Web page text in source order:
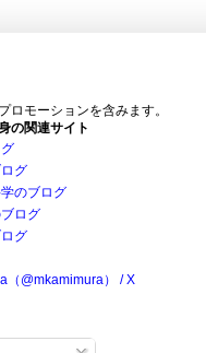
ロモーションを含みます。
の関連サイト
グ
のブログ
ログ
グ
（@mkamimura） / X